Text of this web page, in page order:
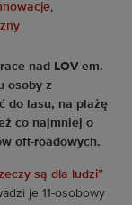
,
nad LOV-em.
osoby z
do lasu, na plażę
co najmniej o
off-roadowych.
są dla ludzi”
je 11-osobowy